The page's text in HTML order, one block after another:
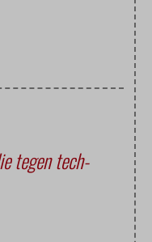
tegen tech-